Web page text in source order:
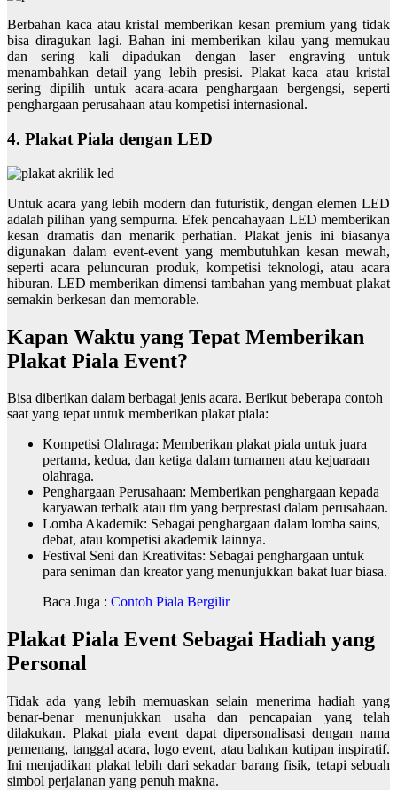
Berbahan kaca atau kristal memberikan kesan premium yang tidak
bisa diragukan lagi. Bahan ini memberikan kilau yang memukau
dan sering kali dipadukan dengan laser engraving untuk
menambahkan detail yang lebih presisi. Plakat kaca atau kristal
sering dipilih untuk acara-acara penghargaan bergengsi, seperti
penghargaan perusahaan atau kompetisi internasional.
4. Plakat Piala dengan LED
Untuk acara yang lebih modern dan futuristik, dengan elemen LED
adalah pilihan yang sempurna. Efek pencahayaan LED memberikan
kesan dramatis dan menarik perhatian. Plakat jenis ini biasanya
digunakan dalam event-event yang membutuhkan kesan mewah,
seperti acara peluncuran produk, kompetisi teknologi, atau acara
hiburan. LED memberikan dimensi tambahan yang membuat plakat
semakin berkesan dan memorable.
Kapan Waktu yang Tepat Memberikan
Plakat Piala Event?
Bisa diberikan dalam berbagai jenis acara. Berikut beberapa contoh
saat yang tepat untuk memberikan plakat piala:
Kompetisi Olahraga: Memberikan plakat piala untuk juara
pertama, kedua, dan ketiga dalam turnamen atau kejuaraan
olahraga.
Penghargaan Perusahaan: Memberikan penghargaan kepada
karyawan terbaik atau tim yang berprestasi dalam perusahaan.
Lomba Akademik: Sebagai penghargaan dalam lomba sains,
debat, atau kompetisi akademik lainnya.
Festival Seni dan Kreativitas: Sebagai penghargaan untuk
para seniman dan kreator yang menunjukkan bakat luar biasa.
Baca Juga : Contoh Piala Bergilir
Plakat Piala Event Sebagai Hadiah yang
Personal
Tidak ada yang lebih memuaskan selain menerima hadiah yang
benar-benar menunjukkan usaha dan pencapaian yang telah
dilakukan. Plakat piala event dapat dipersonalisasi dengan nama
pemenang, tanggal acara, logo event, atau bahkan kutipan inspiratif.
Ini menjadikan plakat lebih dari sekadar barang fisik, tetapi sebuah
simbol perjalanan yang penuh makna.